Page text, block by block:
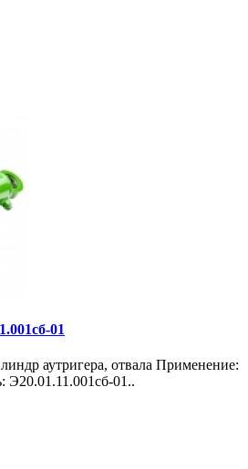
01
аутригера, отвала Применение:
Э20.01.11.001сб-01..